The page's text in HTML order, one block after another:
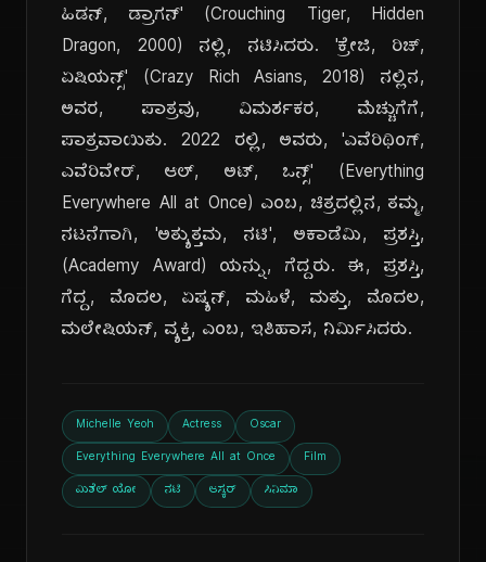
ಹಿಡನ್, ಡ್ರಾಗನ್' (Crouching Tiger, Hidden
Dragon, 2000) ನಲ್ಲಿ, ನಟಿಸಿದರು. 'ಕ್ರೇಜಿ, ರಿಚ್,
ಏಷಿಯನ್ಸ್' (Crazy Rich Asians, 2018) ನಲ್ಲಿನ,
ಅವರ, ಪಾತ್ರವು, ವಿಮರ್ಶಕರ, ಮೆಚ್ಚುಗೆಗೆ,
ಪಾತ್ರವಾಯಿತು. 2022 ರಲ್ಲಿ, ಅವರು, 'ಎವೆರಿಥಿಂಗ್,
ಎವೆರಿವೇರ್, ಆಲ್, ಅಟ್, ಒನ್ಸ್' (Everything
Everywhere All at Once) ಎಂಬ, ಚಿತ್ರದಲ್ಲಿನ, ತಮ್ಮ,
ನಟನೆಗಾಗಿ, 'ಅತ್ಯುತ್ತಮ, ನಟಿ', ಅಕಾಡೆಮಿ, ಪ್ರಶಸ್ತಿ,
(Academy Award) ಯನ್ನು, ಗೆದ್ದರು. ಈ, ಪ್ರಶಸ್ತಿ,
ಗೆದ್ದ, ಮೊದಲ, ಏಷ್ಯನ್, ಮಹಿಳೆ, ಮತ್ತು, ಮೊದಲ,
ಮಲೇಷಿಯನ್, ವ್ಯಕ್ತಿ, ಎಂಬ, ಇತಿಹಾಸ, ನಿರ್ಮಿಸಿದರು.
Michelle Yeoh Actress Oscar
Everything Everywhere All at Once Film
ಮಿಶೆಲ್ ಯೋ ನಟಿ ಆಸ್ಕರ್ ಸಿನಿಮಾ